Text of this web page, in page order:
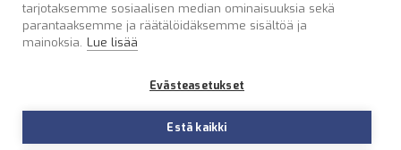
tarjotaksemme sosiaalisen median ominaisuuksia sekä
parantaaksemme ja räätälöidäksemme sisältöä ja
mainoksia. Lue lisää
Evästeasetukset
Estä kaikki